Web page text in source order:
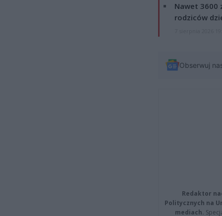
Nawet 3600
rodziców
Obserwuj
Redaktor
Politycznych na
mediach.